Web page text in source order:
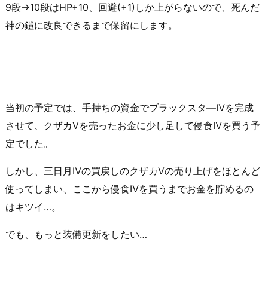
9段→10段はHP+10、回避(+1)しか上がらないので、死んだ
神の鎧に改良できるまで保留にします。
当初の予定では、手持ちの資金でブラックスタ―Ⅳを完成
させて、クザカⅤを売ったお金に少し足して侵食Ⅳを買う予
定でした。
しかし、三日月Ⅳの買戻しのクザカⅤの売り上げをほとんど
使ってしまい、ここから侵食Ⅳを買うまでお金を貯めるの
はキツイ…。
でも、もっと装備更新をしたい…